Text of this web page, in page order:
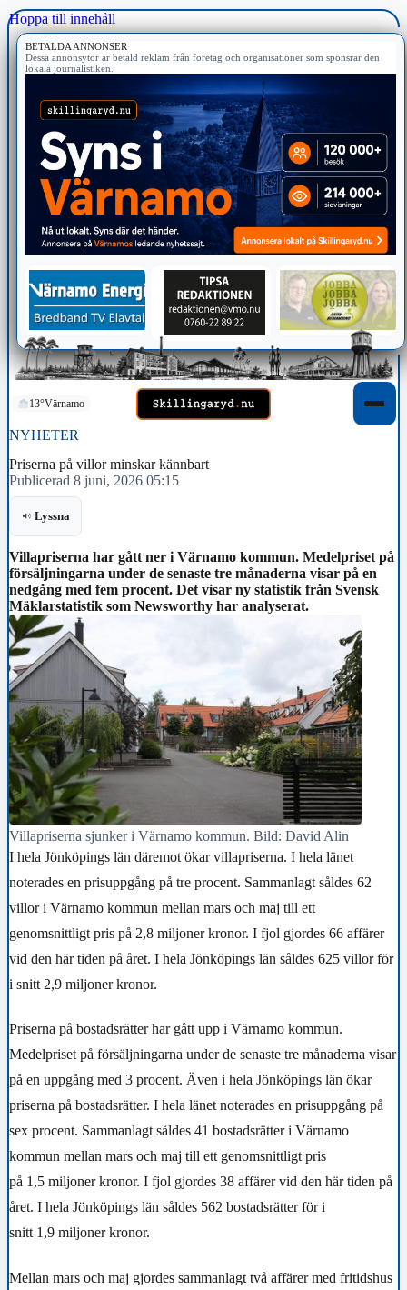
Hoppa till innehåll
BETALDA ANNONSER
Dessa annonsytor är betald reklam från företag och organisationer som sponsrar den
lokala journalistiken.
13°Värnamo
NYHETER
Priserna på villor minskar kännbart
Publicerad 8 juni, 2026 05:15
Lyssna
Villapriserna har gått ner i Värnamo kommun. Medelpriset på
försäljningarna under de senaste tre månaderna visar på en
nedgång med fem procent. Det visar ny statistik från Svensk
Mäklarstatistik som Newsworthy har analyserat.
Villapriserna sjunker i Värnamo kommun. Bild: David Alin
I hela Jönköpings län däremot ökar villapriserna. I hela länet
noterades en prisuppgång på tre procent. Sammanlagt såldes 62
villor i Värnamo kommun mellan mars och maj till ett
genomsnittligt pris på 2,8 miljoner kronor. I fjol gjordes 66 affärer
vid den här tiden på året. I hela Jönköpings län såldes 625 villor för
i snitt 2,9 miljoner kronor.
Priserna på bostadsrätter har gått upp i Värnamo kommun.
Medelpriset på försäljningarna under de senaste tre månaderna visar
på en uppgång med 3 procent. Även i hela Jönköpings län ökar
priserna på bostadsrätter. I hela länet noterades en prisuppgång på
sex procent. Sammanlagt såldes 41 bostadsrätter i Värnamo
kommun mellan mars och maj till ett genomsnittligt pris
på 1,5 miljoner kronor. I fjol gjordes 38 affärer vid den här tiden på
året. I hela Jönköpings län såldes 562 bostadsrätter för i
snitt 1,9 miljoner kronor.
Mellan mars och maj gjordes sammanlagt två affärer med fritidshus